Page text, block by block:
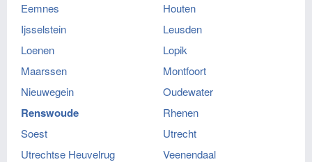
Eemnes
Houten
Ijsselstein
Leusden
Loenen
Lopik
Maarssen
Montfoort
Nieuwegein
Oudewater
Renswoude
Rhenen
Soest
Utrecht
Utrechtse Heuvelrug
Veenendaal